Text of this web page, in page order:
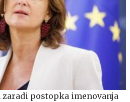
postopka imenovanja